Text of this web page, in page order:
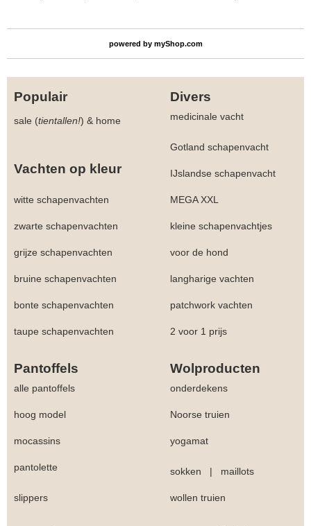
powered by myShop.com
Populair Divers
sale (tientallen!) & home medicinale vacht
Gotland schapenvacht
Vachten op kleur IJslandse schapenvacht
witte schapenvachten MEGA XXL
zwarte schapenvachten kleine schapenvachtjes
grijze schapenvachten voor de hond
bruine schapenvachten langharige vachten
bonte schapenvachten patchwork vachten
taupe schapenvachten 2 voor 1 prijs
Pantoffels Wolproducten
alle pantoffels onderdekens
hoog model Noorse truien
mocassins yogamat
pantolette sokken | maillots
slippers wollen truien